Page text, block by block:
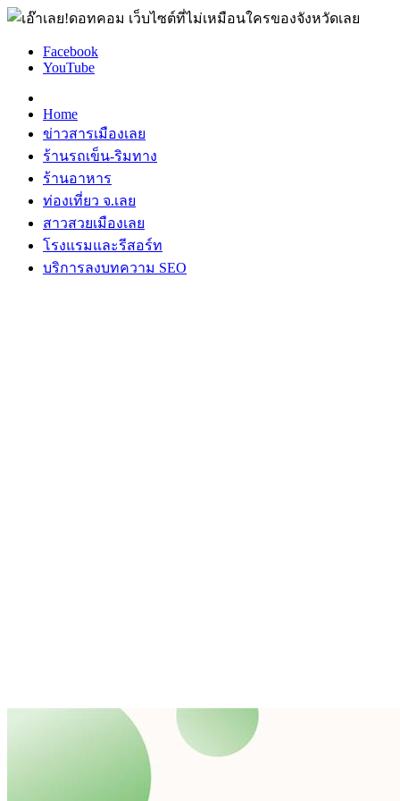
Facebook
YouTube
Home
ข่าวสารเมืองเลย
ร้านรถเข็น-ริมทาง
ร้านอาหาร
ท่องเที่ยว จ.เลย
สาวสวยเมืองเลย
โรงแรมและรีสอร์ท
บริการลงบทความ SEO